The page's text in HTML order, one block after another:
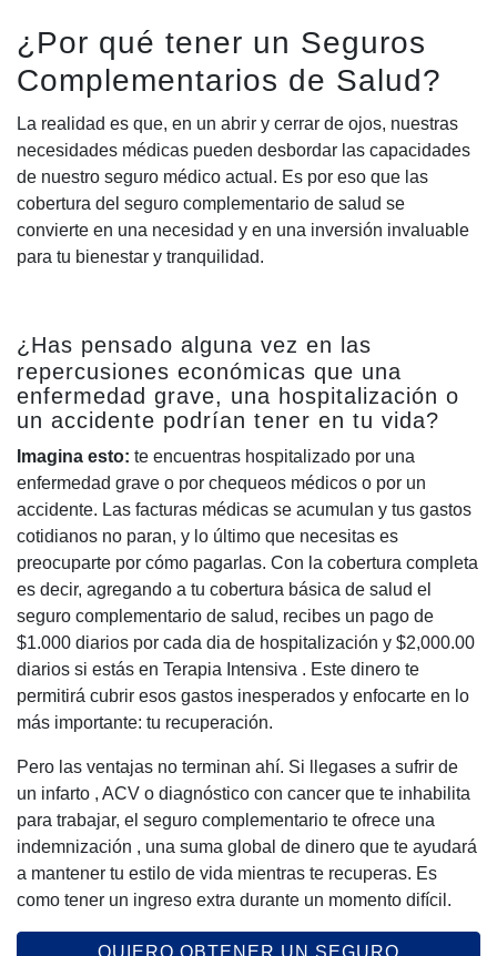
¿Por qué tener un Seguros
Complementarios de Salud?
La realidad es que, en un abrir y cerrar de ojos, nuestras
necesidades médicas pueden desbordar las capacidades
de nuestro seguro médico actual. Es por eso que las
cobertura del seguro complementario de salud se
convierte en una necesidad y en una inversión invaluable
para tu bienestar y tranquilidad.
¿Has pensado alguna vez en las
repercusiones económicas que una
enfermedad grave, una hospitalización o
un accidente podrían tener en tu vida?
Imagina esto: te encuentras hospitalizado por una
enfermedad grave o por chequeos médicos o por un
accidente. Las facturas médicas se acumulan y tus gastos
cotidianos no paran, y lo último que necesitas es
preocuparte por cómo pagarlas. Con la cobertura completa
es decir, agregando a tu cobertura básica de salud el
seguro complementario de salud, recibes un pago de
$1.000 diarios por cada dia de hospitalización y $2,000.00
diarios si estás en Terapia Intensiva . Este dinero te
permitirá cubrir esos gastos inesperados y enfocarte en lo
más importante: tu recuperación.
Pero las ventajas no terminan ahí. Si llegases a sufrir de
un infarto , ACV o diagnóstico con cancer que te inhabilita
para trabajar, el seguro complementario te ofrece una
indemnización , una suma global de dinero que te ayudará
a mantener tu estilo de vida mientras te recuperas. Es
como tener un ingreso extra durante un momento difícil.